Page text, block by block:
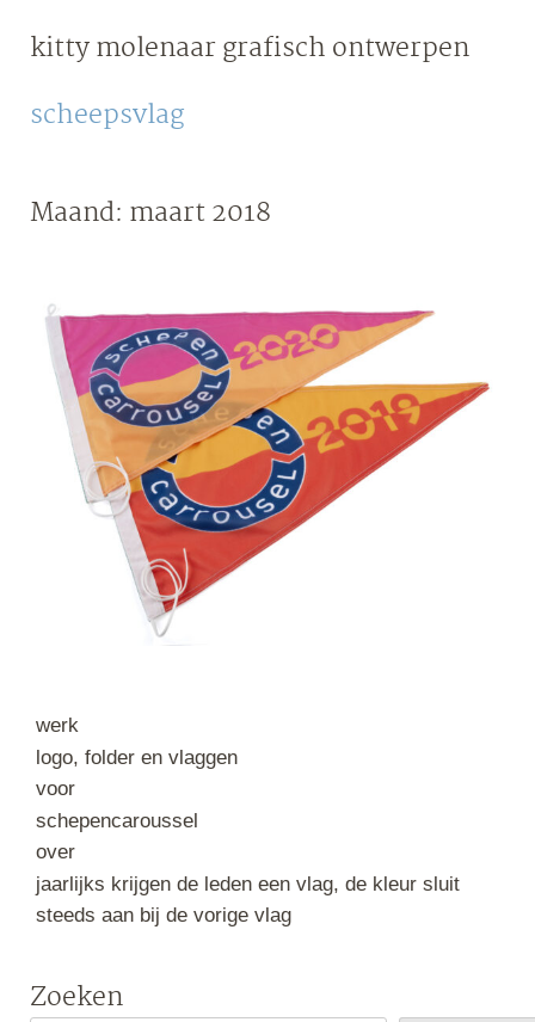
to
kitty molenaargrafisch ontwerpen
scheepsvlag
Maand: maart 2018
werk
logo, folder en vlaggen
voor
schepencaroussel
over
jaarlijks krijgen de leden een vlag, de kleur sluit
steeds aan bij de vorige vlag
Zoeken